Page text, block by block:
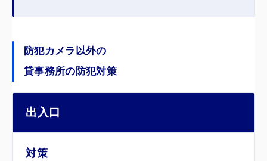
防犯カメラ以外の
貸事務所の防犯対策
区分
出入口